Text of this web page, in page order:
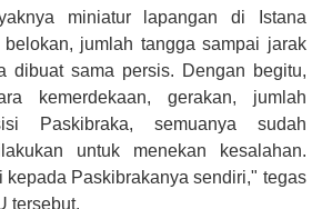
miniatur lapangan di Istana
jumlah tangga sampai jarak
dibuat sama persis. Dengan begitu,
kemerdekaan, gerakan, jumlah
Paskibraka, semuanya sudah
untuk menekan kesalahan.
kepada Paskibrakanya sendiri," tegas
tersebut.